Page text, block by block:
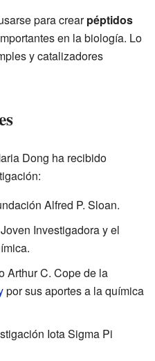
para crearpéptidos
en la biología. Lo
y catalizadores
Dong ha recibido
Alfred P. Sloan.
Investigadora y el
Arthur C. Cope de la
por sus aportes a la química
Iota Sigma Pi